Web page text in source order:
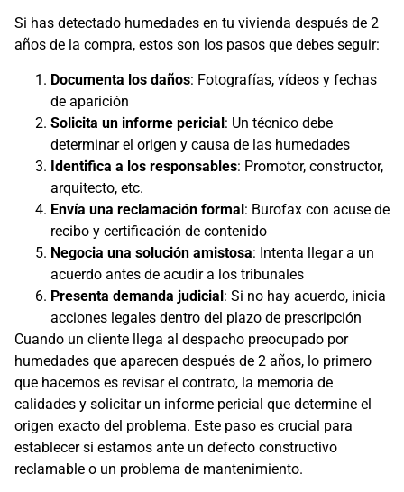
Si has detectado humedades en tu vivienda después de 2
años de la compra, estos son los pasos que debes seguir:
Documenta los daños: Fotografías, vídeos y fechas
de aparición
Solicita un informe pericial: Un técnico debe
determinar el origen y causa de las humedades
Identifica a los responsables: Promotor, constructor,
arquitecto, etc.
Envía una reclamación formal: Burofax con acuse de
recibo y certificación de contenido
Negocia una solución amistosa: Intenta llegar a un
acuerdo antes de acudir a los tribunales
Presenta demanda judicial: Si no hay acuerdo, inicia
acciones legales dentro del plazo de prescripción
Cuando un cliente llega al despacho preocupado por
humedades que aparecen después de 2 años, lo primero
que hacemos es revisar el contrato, la memoria de
calidades y solicitar un informe pericial que determine el
origen exacto del problema. Este paso es crucial para
establecer si estamos ante un defecto constructivo
reclamable o un problema de mantenimiento.